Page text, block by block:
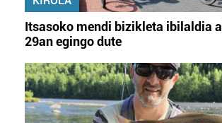
Itsasoko mendi bizikleta ibilaldia
29an egingo dute